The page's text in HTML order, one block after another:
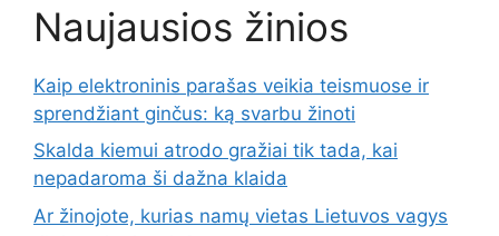
Naujausios žinios
Kaip elektroninis parašas veikia teismuose ir
sprendžiant ginčus: ką svarbu žinoti
Skalda kiemui atrodo gražiai tik tada, kai
nepadaroma ši dažna klaida
Ar žinojote, kurias namų vietas Lietuvos vagys